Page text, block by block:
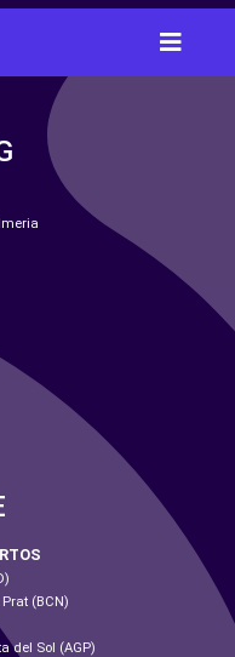
(BCN)
del Sol (AGP)